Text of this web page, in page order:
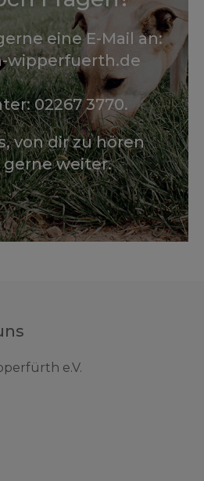
eine E-Mail an:
wipperfuerth.de
02267 3770.
von dir zu hören
weiter.
e.V.